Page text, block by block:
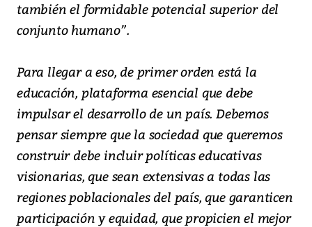
también el formidable potencial superior del
conjunto humano”.
Para llegar a eso, de primer orden está la
educación, plataforma esencial que debe
impulsar el desarrollo de un país. Debemos
pensar siempre que la sociedad que queremos
construir debe incluir políticas educativas
visionarias, que sean extensivas a todas las
regiones poblacionales del país, que garanticen
participación y equidad, que propicien el mejor